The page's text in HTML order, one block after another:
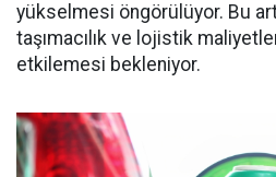
yükselmesi öngörülüyor. Bu
taşımacılık ve lojistik
etkilemesi bekleniyor.